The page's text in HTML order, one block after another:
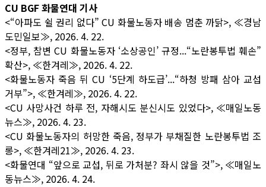
CU BGF 화물연대 기사
<“아파도 쉴 권리 없다” CU 화물노동자 배송 멈춘 까닭>, ≪경남
도민일보≫, 2026. 4. 22.
<정부, 참변 CU 화물노동자 ‘소상공인’ 규정...“노란봉투법 훼손”
확산>, ≪한겨레≫, 2026. 4. 22.
<화물노동자 죽음 뒤 CU ‘5단계 하도급’...“하청 방패 삼아 교섭
거부”>, ≪한겨레≫, 2026. 4. 22.
<CU 사망사건 하루 전, 자해시도 분신시도 있었다>, ≪매일노동
뉴스≫, 2026. 4. 23.
<CU 화물노동자의 허망한 죽음, 정부가 부채질한 노란봉투법 조
롱>, ≪한겨레21≫, 2026. 4. 23.
<화물연대 “앞으로 교섭, 뒤로 가처분? 좌시 않을 것”>, ≪매일노
동뉴스≫, 2026. 4. 24.